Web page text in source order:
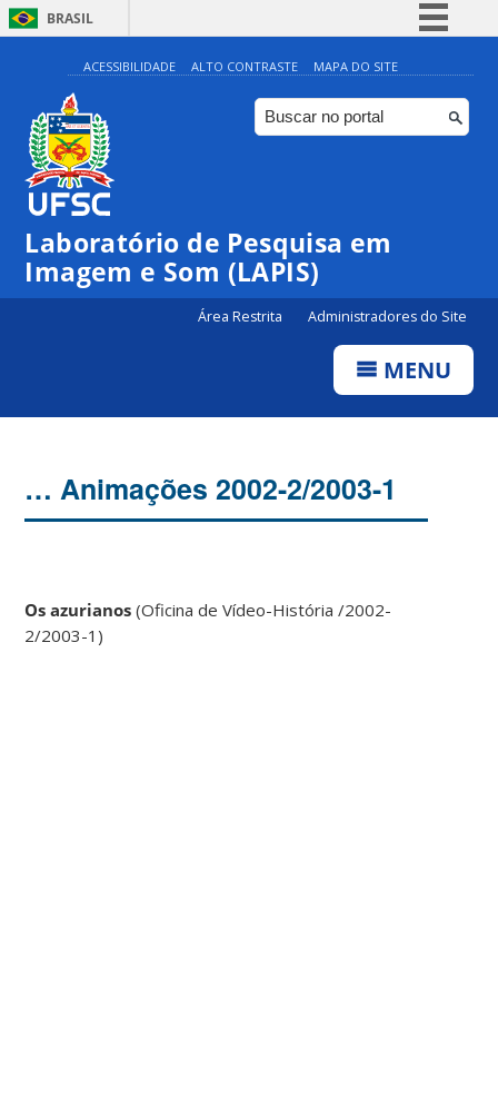
BRASIL
Simplifique!
Comunica BR
Participe
Canais
ACESSIBILIDADE ALTO CONTRASTE MAPA DO SITE
Laboratório de Pesquisa em
Imagem e Som (LAPIS)
Área Restrita Administradores do Site
MENU
… Animações 2002-2/2003-1
Os azurianos(Oficina de Vídeo-História /2002-
2/2003-1)